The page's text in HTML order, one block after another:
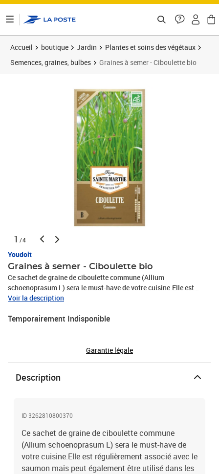
Accueil boutique Jardin
Plantes et soins des végétaux
Semences, graines, bulbes
Graines à semer - Ciboulette bio
1 /4
Youdoit
Graines à semer - Ciboulette bio
Ce sachet de graine de ciboulette commune (Allium
schoenoprasum L) sera le must-have de votre cuisine.Elle est
régulièrement associé avec le saumon mais peut également être
se fait entre mars et août dans un sol frais et la récolte floraison
(coriandre, ciboulette, thym...)
Voir la description
Temporairement Indisponible
Garantie légale
Description
ID 3262810800370
Ce sachet de graine de ciboulette commune
(Allium schoenoprasum L) sera le must-have de
votre cuisine.Elle est régulièrement associé avec le
saumon mais peut également être utilisé dans les